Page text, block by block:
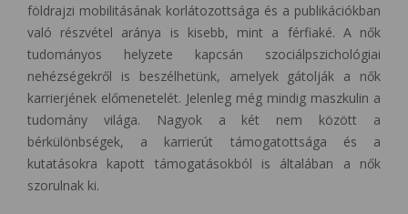
földrajzi mobilitásának korlátozottsága és a publikációkban
való részvétel aránya is kisebb, mint a férfiaké. A nők
tudományos helyzete kapcsán szociálpszichológiai
nehézségekről is beszélhetünk, amelyek gátolják a nők
karrierjének előmenetelét. Jelenleg még mindig maszkulin a
tudomány világa. Nagyok a két nem között a
bérkülönbségek, a karrierút támogatottsága és a
kutatásokra kapott támogatásokból is általában a nők
szorulnak ki.